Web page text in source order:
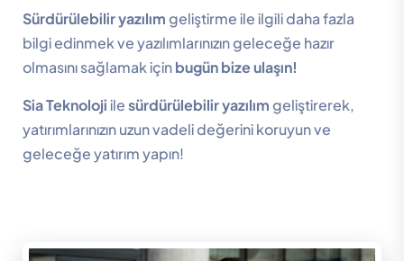
Sürdürülebilir yazılımgeliştirme ile ilgili daha fazla
bilgi edinmek ve yazılımlarınızın geleceğe hazır
olmasını sağlamak içinbugün bize ulaşın!
Sia Teknolojiilesürdürülebilir yazılımgeliştirerek,
yatırımlarınızın uzun vadeli değerini koruyun ve
geleceğe yatırım yapın!